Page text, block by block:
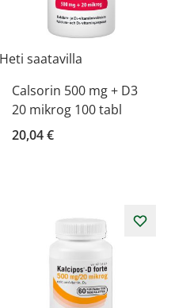
Heti saatavilla
Calsorin 500 mg + D3
20 mikrog 100 tabl
20,04 €